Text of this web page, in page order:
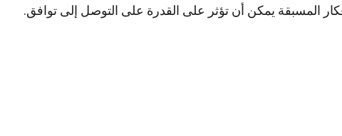
المسبقة يمكن أن تؤثر على القدرة على التوصل إلى توافق.